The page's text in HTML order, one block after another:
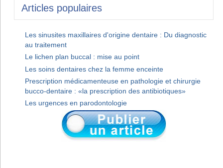
Articles populaires
Les sinusites maxillaires d'origine dentaire : Du diagnostic
au traitement
Le lichen plan buccal : mise au point
Les soins dentaires chez la femme enceinte
Prescription médicamenteuse en pathologie et chirurgie
bucco-dentaire : «la prescription des antibiotiques»
Les urgences en parodontologie